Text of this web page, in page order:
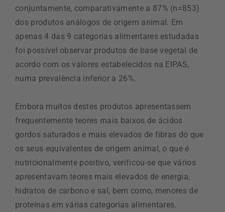
conjuntamente, comparativamente a 87% (n=853)
dos produtos análogos de origem animal. Em
apenas 4 das 9 categorias alimentares estudadas
foi possível observar produtos de base vegetal de
acordo com os valores estabelecidos na EIPAS,
numa prevalência inferior a 26%.
Embora muitos destes produtos apresentassem
frequentemente teores mais baixos de ácidos
gordos saturados e mais elevados de fibras do que
os seus equivalentes de origem animal, o que é
nutricionalmente positivo, verificou-se que vários
apresentavam teores mais elevados de energia,
hidratos de carbono e sal, bem como, menores de
proteínas em várias categorias alimentares.